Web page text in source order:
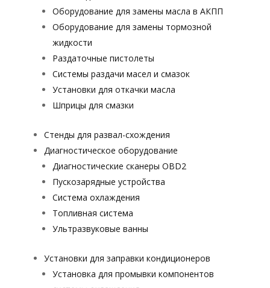
Оборудование для замены масла в АКПП
Оборудование для замены тормозной
жидкости
Раздаточные пистолеты
Системы раздачи масел и смазок
Установки для откачки масла
Шприцы для смазки
Стенды для развал-схождения
Диагностическое оборудование
Диагностические сканеры OBD2
Пускозарядные устройства
Система охлаждения
Топливная система
Ультразвуковые ванны
Установки для заправки кондиционеров
Установка для промывки компонентов